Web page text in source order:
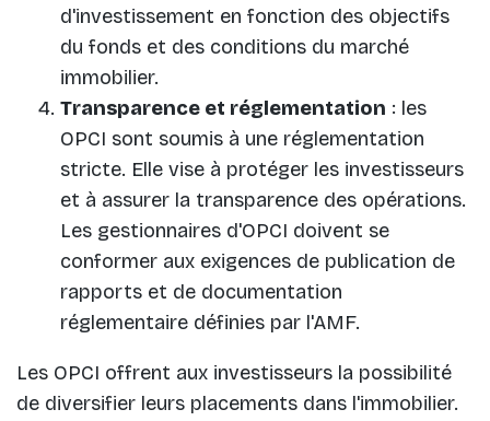
d'investissement en fonction des objectifs
du fonds et des conditions du marché
immobilier.
Transparence et réglementation : les
OPCI sont soumis à une réglementation
stricte. Elle vise à protéger les investisseurs
et à assurer la transparence des opérations.
Les gestionnaires d'OPCI doivent se
conformer aux exigences de publication de
rapports et de documentation
réglementaire définies par l'AMF.
Les OPCI offrent aux investisseurs la possibilité
de diversifier leurs placements dans l'immobilier.